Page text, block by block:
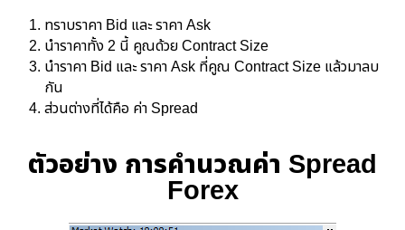
ทราบราคา Bid และ ราคา Ask
นำราคาทั้ง 2 นี้ คูณด้วย Contract Size
นำราคา Bid และ ราคา Ask ที่คูณ Contract Size แล้วมาลบ
กัน
ส่วนต่างที่ได้คือ ค่า Spread
ตัวอย่าง การคำนวณค่า Spread
Forex